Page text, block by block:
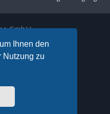
Ihnen den
Nutzung zu
GmbH
102
59897 61